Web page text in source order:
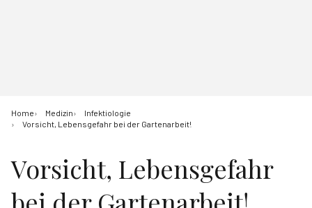
Home Medizin
Infektiologie
Vorsicht, Lebensgefahr bei der Gartenarbeit!
Vorsicht, Lebensgefahr